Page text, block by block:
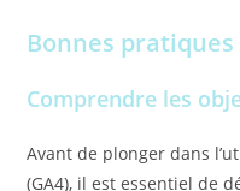
Bonnes
Comprendre les
Avant de plonger dans
(GA4), il est essentiel de